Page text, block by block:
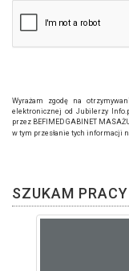
Wyrażam zgodę na
elektronicznej od Jubilerzy
przez BEFIMED GABINET
w tym przesłanie tych informacji
SZUKAM